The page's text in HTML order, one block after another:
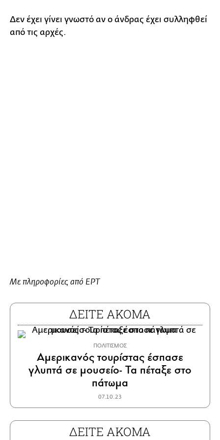
Δεν έχει γίνει γνωστό αν ο άνδρας έχει συλληφθεί
από τις αρχές.
Με πληροφορίες από ΕΡΤ
ΔΕΙΤΕ ΑΚΟΜΑ
ΠΟΛΙΤΙΣΜΟΣ
Αμερικανός τουρίστας έσπασε
γλυπτά σε μουσείο- Τα πέταξε στο
πάτωμα
07.10.23
ΔΕΙΤΕ ΑΚΟΜΑ